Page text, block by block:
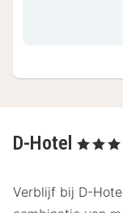
D-Hotel , 4 Sterren
Verblijf bij D-